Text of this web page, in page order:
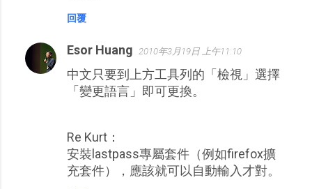
回覆
Esor Huang 2010年3月19日 上午11:10
中文只要到上方工具列的「檢視」選擇
「變更語言」即可更換。
Re Kurt：
安裝lastpass專屬套件（例如firefox擴
充套件），應該就可以自動輸入才對。